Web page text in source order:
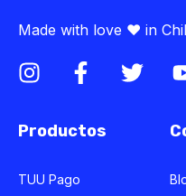
Made with love ♥ in
Productos
TUU Pago